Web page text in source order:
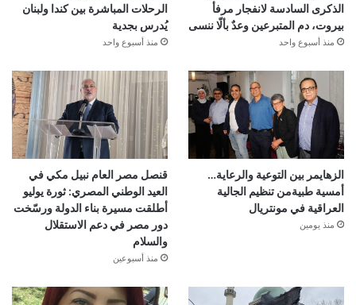
الذكرى السادسة لانفجار مرفأ
بيروت، دم المتبرعين وعدٌ بألّا ننسى
منذ أسبوع واحد
الرحلات المباشرة بين كندا ولبنان
يُدرس بجدية
منذ أسبوع واحد
الزهايمر بين التوعية والرعاية…
أمسية طبيةمن تنظيم الجالية
العراقية في مونتريال
منذ يومين
قنصل مصر العام نبيل مكي في
العيد الوطني المصري: ثورة يوليو
أطلقت مسيرة بناء الدولة ورسّخت
دور مصر في دعم الاستقلال
والسلام
منذ أسبوعين